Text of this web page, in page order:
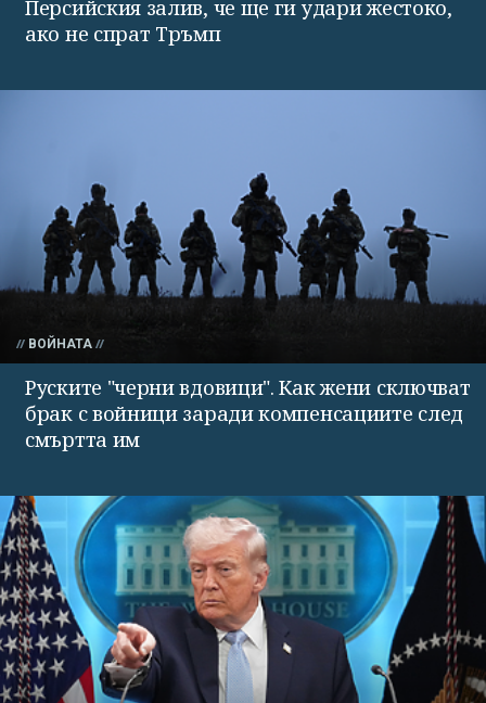
Персийския залив, че ще ги удари жестоко,
ако не спрат Тръмп
ВОЙНАТА
Руските "черни вдовици". Как жени сключват
брак с войници заради компенсациите след
смъртта им